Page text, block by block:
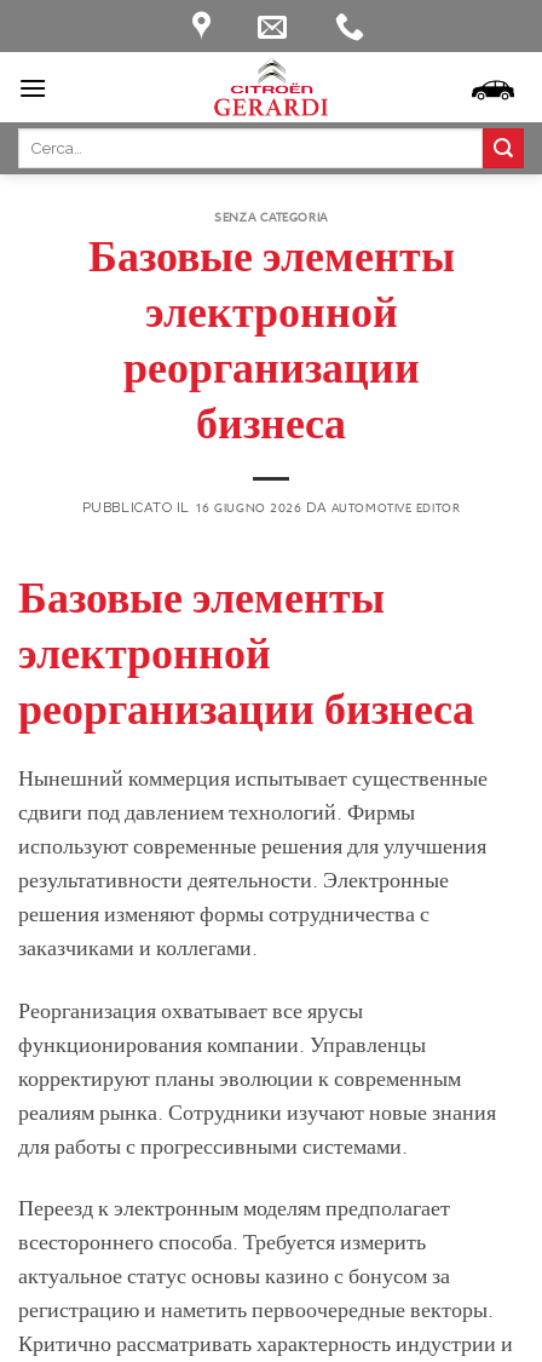
content
SENZA CATEGORIA
Базовые элементы
электронной
реорганизации
бизнеса
PUBBLICATO IL 16 GIUGNO 2026 DA AUTOMOTIVE EDITOR
Базовые элементы
электронной
реорганизации бизнеса
Нынешний коммерция испытывает существенные
сдвиги под давлением технологий. Фирмы
используют современные решения для улучшения
результативности деятельности. Электронные
решения изменяют формы сотрудничества с
заказчиками и коллегами.
Реорганизация охватывает все ярусы
функционирования компании. Управленцы
корректируют планы эволюции к современным
реалиям рынка. Сотрудники изучают новые знания
для работы с прогрессивными системами.
Переезд к электронным моделям предполагает
всестороннего способа. Требуется измерить
актуальное статус основы казино с бонусом за
регистрацию и наметить первоочередные векторы.
Критично рассматривать характерность индустрии и